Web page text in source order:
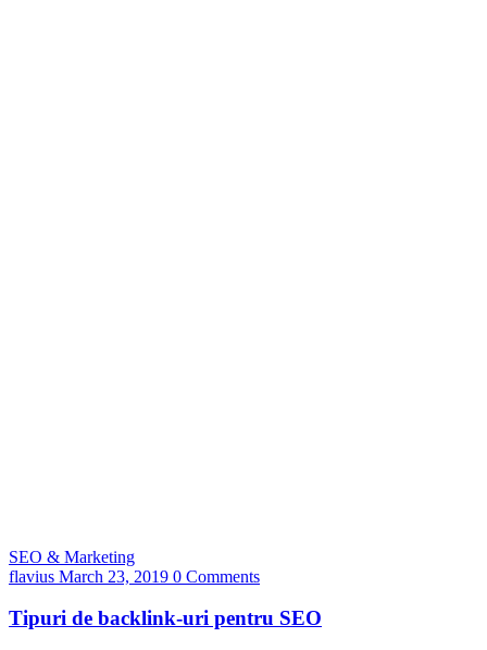
SEO & Marketing
flavius March 23, 2019 0 Comments
Tipuri de backlink-uri pentru SEO